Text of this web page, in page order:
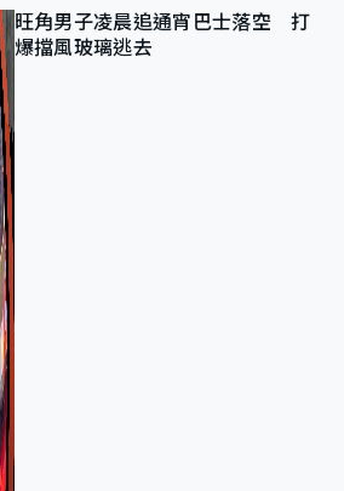
旺角男子凌晨追通宵巴士落空 打
爆擋風玻璃逃去